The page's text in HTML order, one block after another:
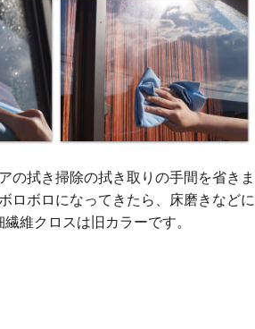
の拭き掃除の拭き取りの手間を省きま
ロボロになってきたら、床磨きなどに
維クロスは旧カラーです。